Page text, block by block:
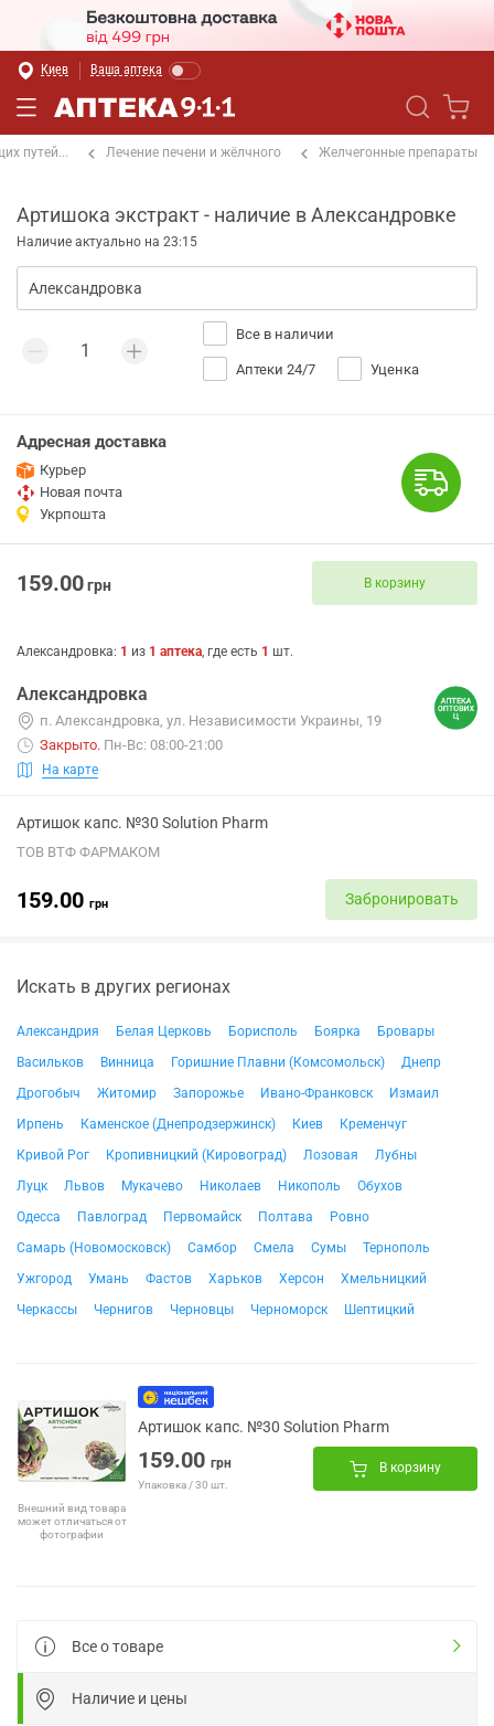
Киев Ваша аптека
путей... Лечение печени и жёлчного Желчегонные препараты
Артишока экстракт - наличие в Александровке
Наличие актуально на 23:15
Все в наличии
Аптеки 24/7 Уценка
Адресная доставка
Курьер
Новая почта
Укрпошта
159.00грн В корзину
Александровка: 1 из 1 аптека, где есть 1 шт.
Александровка
п. Александровка, ул. Независимости Украины, 19
Закрыто. Пн-Вс: 08:00-21:00
На карте
Артишок капс. №30 Solution Pharm
ТОВ ВТФ ФАРМАКОМ
159.00 грн Забронировать
Искать в других регионах
Александрия Белая Церковь Борисполь Боярка
Бровары
Васильков
Винница Горишние Плавни (Комсомольск)
Днепр
Дрогобыч
Житомир Запорожье Ивано-Франковск
Измаил
Ирпень
Каменское (Днепродзержинск) Киев
Кременчуг
Кривой Рог
Кропивницкий (Кировоград) Лозовая
Лубны
Луцк
Львов Мукачево Николаев Никополь
Обухов
Одесса
Павлоград Первомайск Полтава
Ровно
Самарь (Новомосковск)
Самбор Смела Сумы
Тернополь
Ужгород
Умань Фастов Харьков Херсон
Хмельницкий
Черкассы
Чернигов Черновцы Черноморск Шептицкий
Внешний вид товара
может отличаться от
фотографии
Артишок капс. №30 Solution Pharm
159.00 грн
Упаковка / 30 шт.
В корзину
Все о товаре
Наличие и цены